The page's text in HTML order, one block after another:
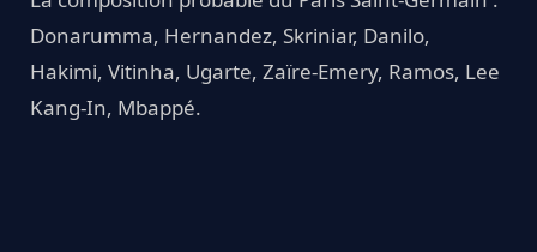
Donarumma, Hernandez, Skriniar, Danilo,
Hakimi, Vitinha, Ugarte, Zaïre-Emery, Ramos, Lee
Kang-In, Mbappé.